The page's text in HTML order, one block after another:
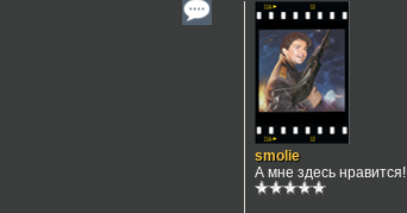
smolie
А мне здесь нравится!